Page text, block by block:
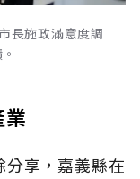
長施政滿意度調
享，嘉義縣在